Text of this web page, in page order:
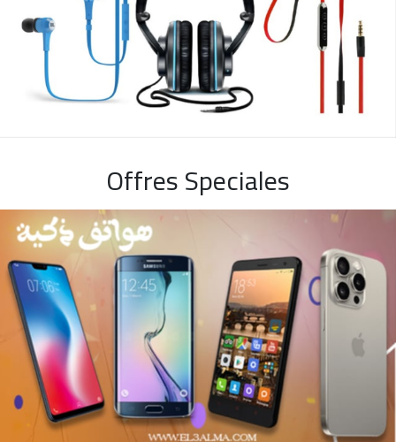
Offres Speciales